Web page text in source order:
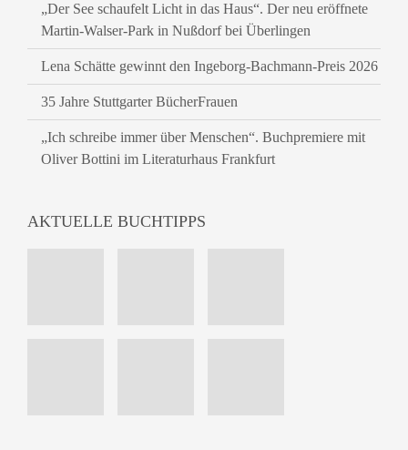
„Der See schaufelt Licht in das Haus“. Der neu eröffnete
Martin-Walser-Park in Nußdorf bei Überlingen
Lena Schätte gewinnt den Ingeborg-Bachmann-Preis 2026
35 Jahre Stuttgarter BücherFrauen
„Ich schreibe immer über Menschen“. Buchpremiere mit
Oliver Bottini im Literaturhaus Frankfurt
AKTUELLE BUCHTIPPS